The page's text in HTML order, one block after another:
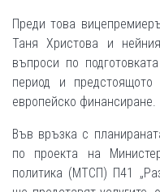
Преди това
Таня Христова и
въпроси по
период и
европейско финансиране.
Във връзка с
по проекта на
политика (МТСП) П41